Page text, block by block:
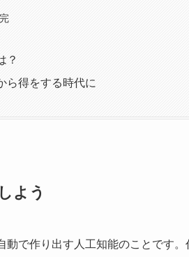
？
ら得をする時代に
よう
で作り出す人工知能のことです